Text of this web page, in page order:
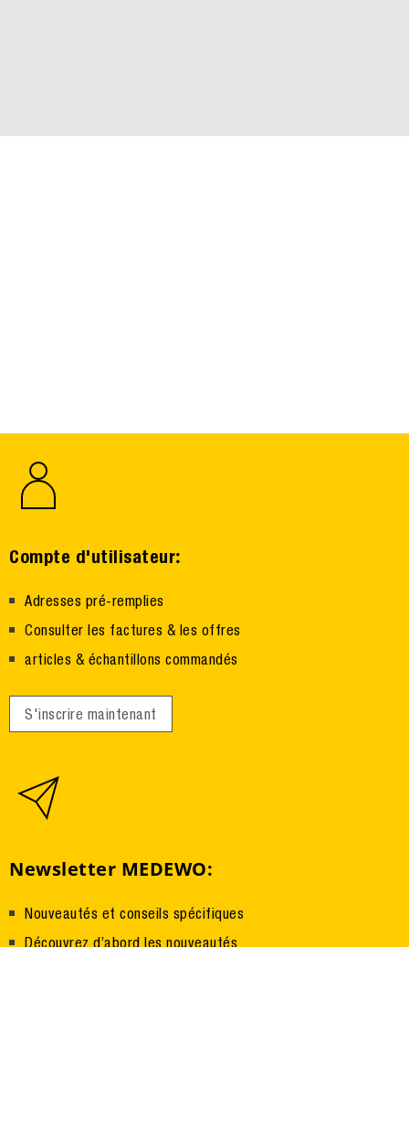
Compte d'utilisateur:
Adresses pré-remplies
Consulter les factures & les offres
articles & échantillons commandés
S'inscrire maintenant
Newsletter MEDEWO:
Nouveautés et conseils spécifiques
Découvrez d’abord les nouveautés